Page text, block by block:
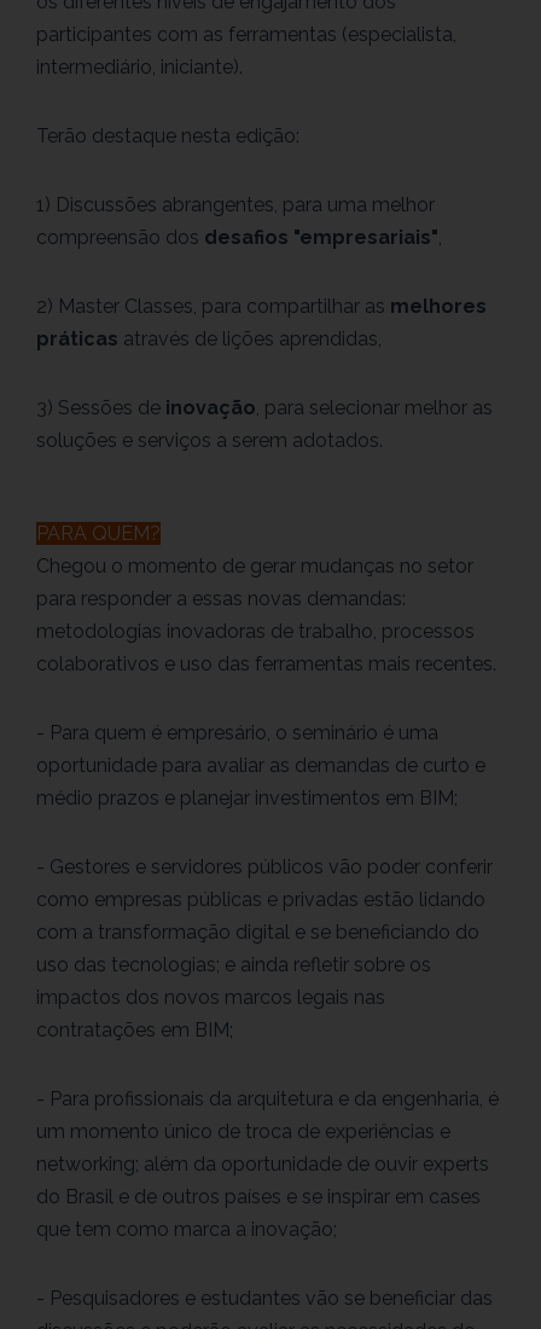
participantes com as ferramentas (especialista,
intermediário, iniciante).
Terão destaque nesta edição:
1) Discussões abrangentes, para uma melhor
compreensão dos desafios "empresariais",
2) Master Classes, para compartilhar as melhores
práticas através de lições aprendidas,
3) Sessões de inovação, para selecionar melhor as
soluções e serviços a serem adotados.
PARA QUEM?
Chegou o momento de gerar mudanças no setor
para responder a essas novas demandas:
metodologias inovadoras de trabalho, processos
colaborativos e uso das ferramentas mais recentes.
- Para quem é empresário, o seminário é uma
oportunidade para avaliar as demandas de curto e
médio prazos e planejar investimentos em BIM;
- Gestores e servidores públicos vão poder conferir
como empresas públicas e privadas estão lidando
com a transformação digital e se beneficiando do
uso das tecnologias; e ainda refletir sobre os
impactos dos novos marcos legais nas
contratações em BIM;
- Para profissionais da arquitetura e da engenharia, é
um momento único de troca de experiências e
networking; além da oportunidade de ouvir experts
do Brasil e de outros países e se inspirar em cases
que tem como marca a inovação;
- Pesquisadores e estudantes vão se beneficiar das